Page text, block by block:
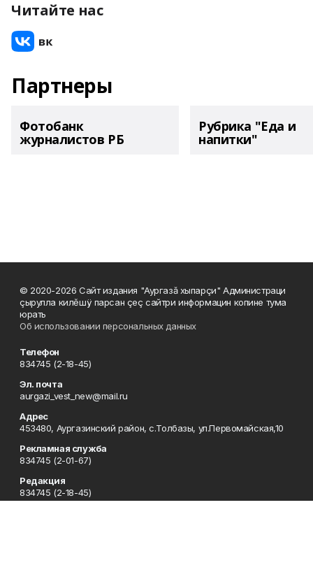
Читайте нас
Партнеры
Фотобанк
журналистов РБ
Рубрика "Еда и
напитки"
© 2020-2026 Сайт издания "Аургазă хыпарçи" Администраци
çырулла килĕшÿ парсан çеç сайтри информацин копине тума
юрать
Об использовании персональных данных
Телефон
834745 (2-18-45)
Эл. почта
aurgazi_vest_new@mail.ru
Адрес
453480, Аургазинский район, с.Толбазы, ул.Первомайская,10
Рекламная служба
834745 (2-01-67)
Редакция
834745 (2-18-45)